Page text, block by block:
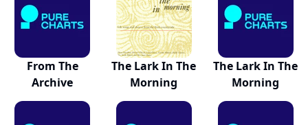
From The
Archive
The Lark In The
Morning
The Lark In The
Morning